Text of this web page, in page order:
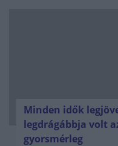
Minden idők
legdrágábbja volt
gyorsmérleg